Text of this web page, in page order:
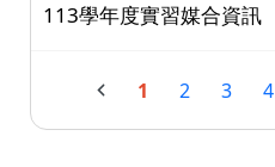
113學年度實習媒合資訊
1 2 3 4